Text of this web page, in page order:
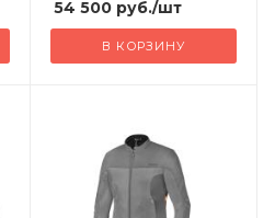
54 500руб./шт
В КОРЗИНУ